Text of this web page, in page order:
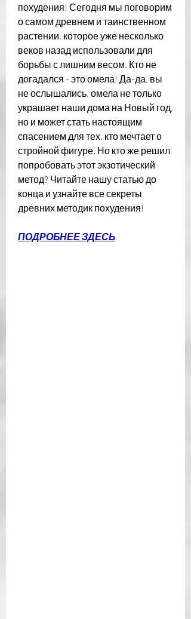
похудения! Сегодня мы поговорим
о самом древнем и таинственном
растении, которое уже несколько
веков назад использовали для
борьбы с лишним весом. Кто не
догадался - это омела! Да-да, вы
не ослышались, омела не только
украшает наши дома на Новый год,
но и может стать настоящим
спасением для тех, кто мечтает о
стройной фигуре. Но кто же решил
попробовать этот экзотический
метод? Читайте нашу статью до
конца и узнайте все секреты
древних методик похудения!
ПОДРОБНЕЕ ЗДЕСЬ